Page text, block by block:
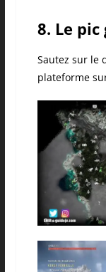
8. Le pic
Sautez sur le
plateforme